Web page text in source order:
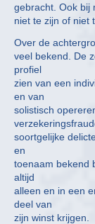
gebracht. Ook bij
niet te zijn of niet
Over de
veel bekend. De
profiel
zien van een
en van
solistisch
soortgelijke
en
toenaam bekend
altijd
alleen en in een
deel van
zijn winst krijgen.